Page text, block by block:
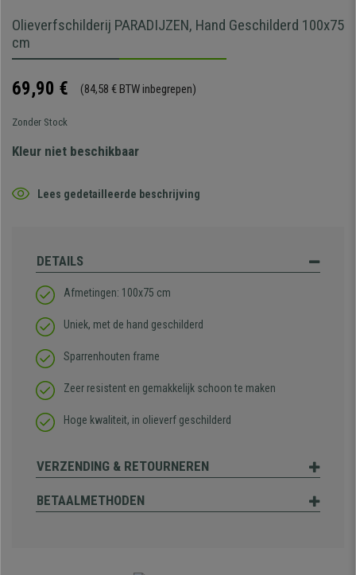
Olieverfschilderij PARADIJZEN, Hand Geschilderd 100x75
cm
69,90 € (84,58 € BTW inbegrepen)
Zonder Stock
Kleur niet beschikbaar
Lees gedetailleerde beschrijving
DETAILS
Afmetingen: 100x75 cm
Uniek, met de hand geschilderd
Sparrenhouten frame
Zeer resistent en gemakkelijk schoon te maken
Hoge kwaliteit, in olieverf geschilderd
VERZENDING & RETOURNEREN
BETAALMETHODEN